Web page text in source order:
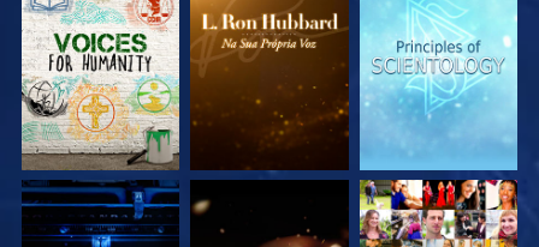
EXPLORE A SÉRIE EXPLORE A SÉRIE EXPLORE A SÉRIE